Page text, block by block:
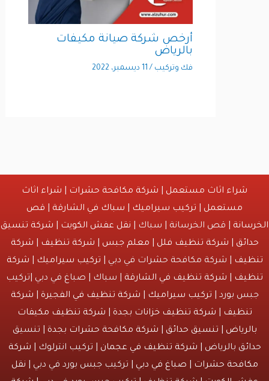
أرخص شركة صيانة مكيفات
بالرياض
فك وتركيب/11 ديسمبر، 2022
شراء اثاث مستعمل|شركة مكافحة حشرات|شراء اثاث
مستعمل|تركيب سيراميك|سباك في الشارقة|قص
| قص الخرسانة | سباك |نقل عفش الكويت|شركة تنسيق
|شركة تنظيف فلل |معلم جبس|شركة تنظيف|شركة
| شركة مكافحة حشرات في دبي |تركيب سيراميك|شركة
|شركة تنظيف في الشارقة| سباك | صباغ في دبي |تركيب
بورد |تركيب سيراميك|شركة تنظيف في الفجيرة|شركة
|شركة تنظيف خزانات بجدة|شركة تنظيف مكيفات
|تنسيق حدائق|شركة مكافحة حشرات بجدة| تنسيق
بالرياض |شركة تنظيف في عجمان| تركيب انترلوك |شركة
حشرات|صباغ في دبي| تركيب جبس بورد في دبي |نقل